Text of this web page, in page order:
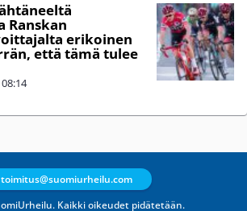
Ranskan
erikoinen
että tämä tulee
08:14
Kaikki oikeudet pidätetään.
toimitus@suomiurheilu.com